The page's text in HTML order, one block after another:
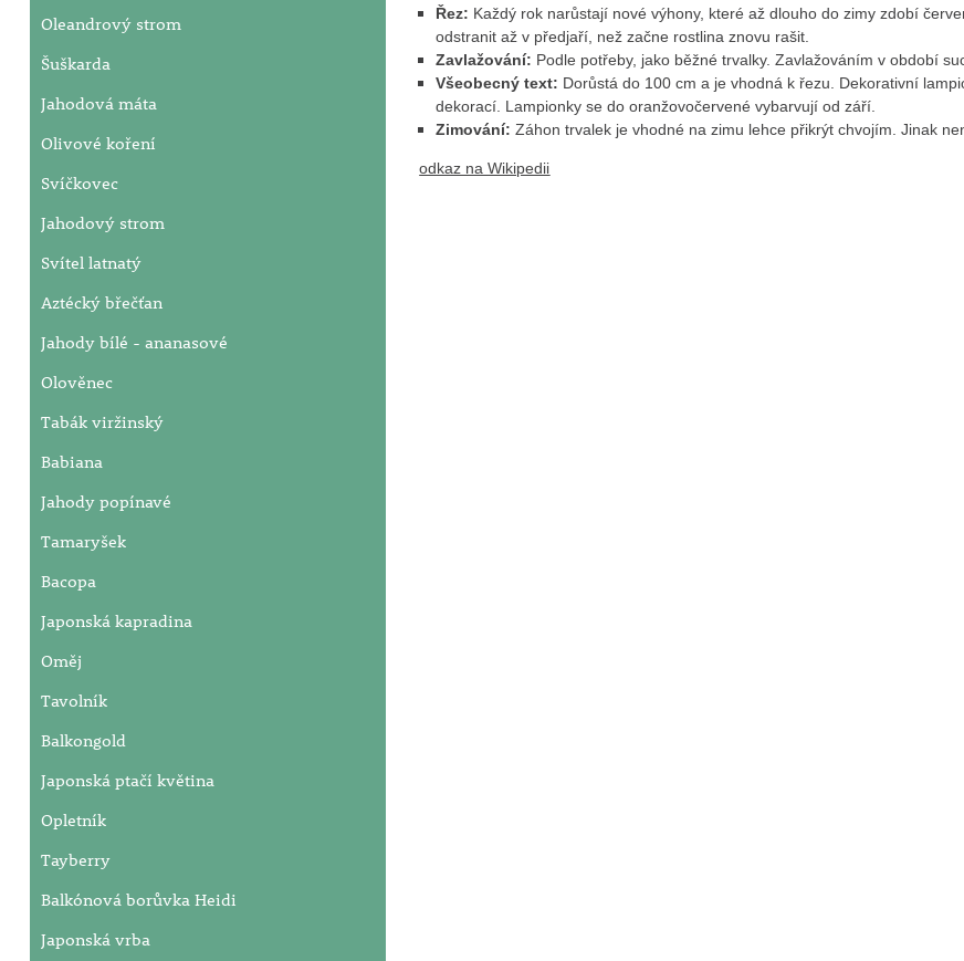
Oleandrový strom
Šuškarda
Jahodová máta
Olivové koření
Svíčkovec
Jahodový strom
Svítel latnatý
Aztécký břečťan
Jahody bílé - ananasové
Olověnec
Tabák viržinský
Babiana
Jahody popínavé
Tamaryšek
Bacopa
Japonská kapradina
Oměj
Tavolník
Balkongold
Japonská ptačí květina
Opletník
Tayberry
Balkónová borůvka Heidi
Japonská vrba
Řez: Každý rok narůstají nové výhony, které až dlouho do zimy zdobí
odstranit až v předjaří, než začne rostlina znovu rašit.
Zavlažování: Podle potřeby, jako běžné trvalky. Zavlažováním v období
Všeobecný text: Dorůstá do 100 cm a je vhodná k řezu. Dekorativní
dekorací. Lampionky se do oranžovočervené vybarvují od září.
Zimování:Záhon trvalek je vhodné na zimu lehce přikrýt chvojím. Jinak
odkaz na Wikipedii